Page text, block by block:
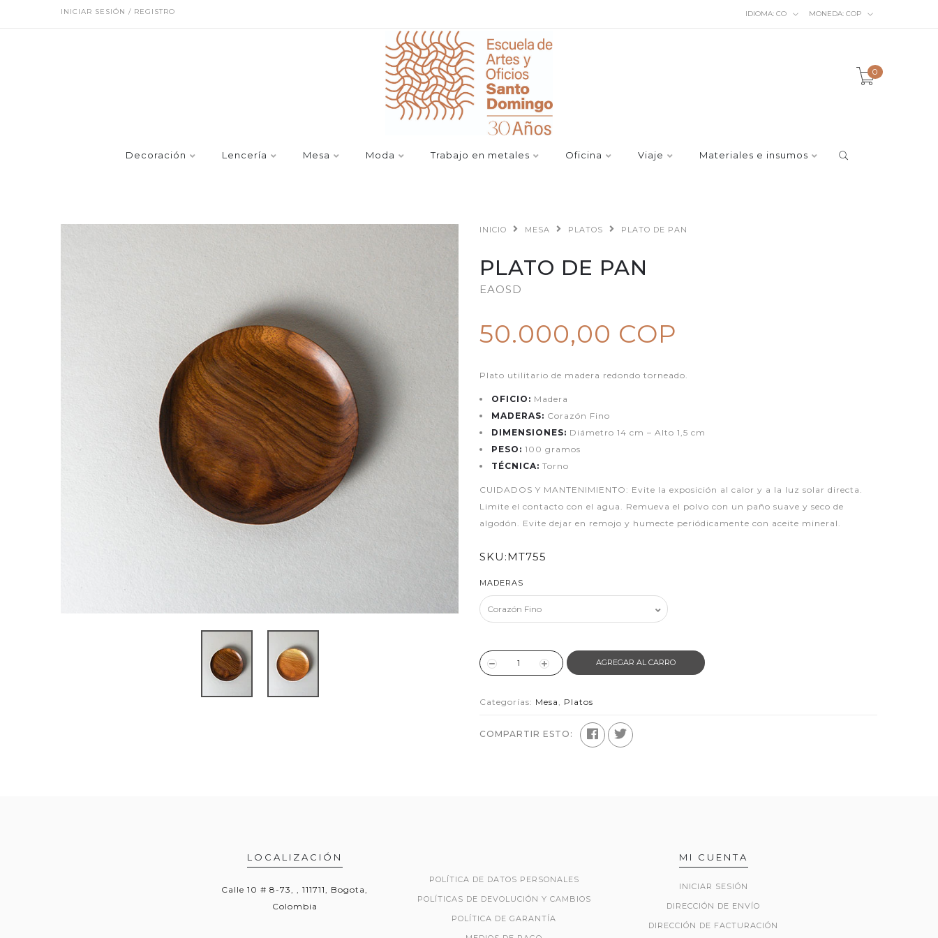
INICIAR SESIÓN / REGISTRO IDIOMA: CO MONEDA: COP
0
Decoración Lencería Mesa Moda Trabajo en metales Oficina Viaje Materiales e insumos
INICIO MESA PLATOS PLATO DE PAN
PLATO DE PAN
EAOSD
50.000,00 COP
Plato utilitario de madera redondo torneado.
OFICIO: Madera
MADERAS: Corazón Fino
DIMENSIONES: Diámetro 14 cm – Alto 1,5 cm
PESO: 100 gramos
TÉCNICA: Torno
CUIDADOS Y MANTENIMIENTO: Evite la exposición al calor y a la luz solar directa.
Limite el contacto con el agua. Remueva el polvo con un paño suave y seco de
algodón. Evite dejar en remojo y humecte periódicamente con aceite mineral.
SKU:MT755
MADERAS
AGREGAR AL CARRO
Categorías: Mesa , Platos
COMPARTIR ESTO:
LOCALIZACIÓN
Calle 10 # 8-73, , 111711, Bogota,
Colombia
POLÍTICA DE DATOS PERSONALES
POLÍTICAS DE DEVOLUCIÓN Y CAMBIOS
POLÍTICA DE GARANTÍA
MI CUENTA
INICIAR SESIÓN
DIRECCIÓN DE ENVÍO
DIRECCIÓN DE FACTURACIÓN